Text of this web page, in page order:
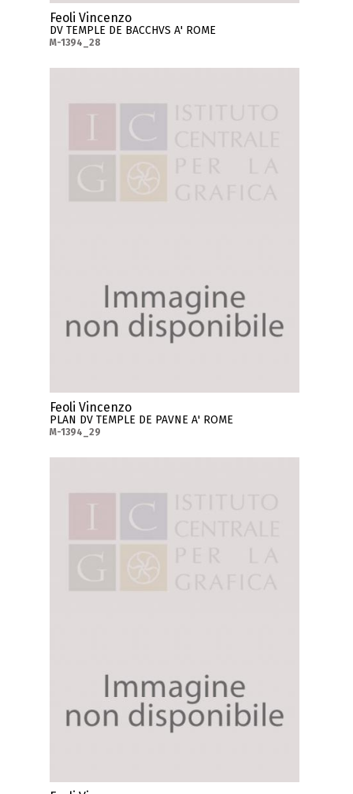
Feoli Vincenzo
DV TEMPLE DE BACCHVS A' ROME
M-1394_28
Feoli Vincenzo
PLAN DV TEMPLE DE PAVNE A' ROME
M-1394_29